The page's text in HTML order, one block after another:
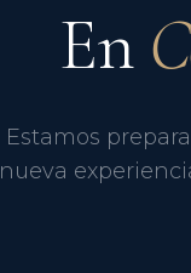
En
Estamos
nueva